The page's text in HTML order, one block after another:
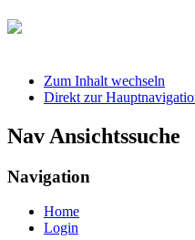
Zum Inhalt wechseln
Direkt zur
Nav Ansichtssuche
Navigation
Home
Login